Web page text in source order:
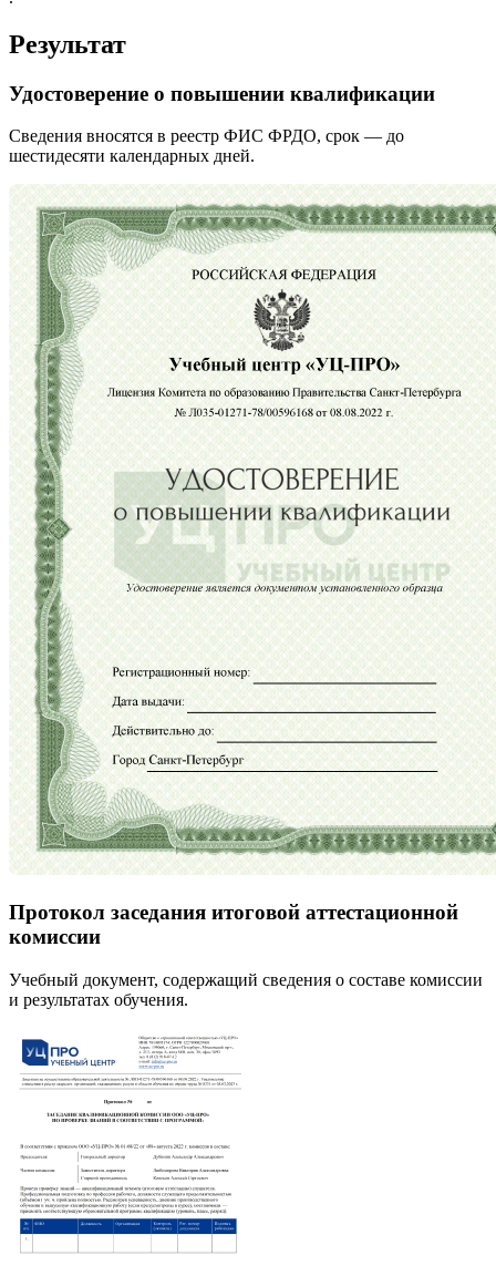
Результат
Удостоверение о повышении квалификации
Сведения вносятся в реестр ФИС ФРДО, срок — до
шестидесяти календарных дней.
Протокол заседания итоговой аттестационной
комиссии
Учебный документ, содержащий сведения о составе комиссии
и результатах обучения.